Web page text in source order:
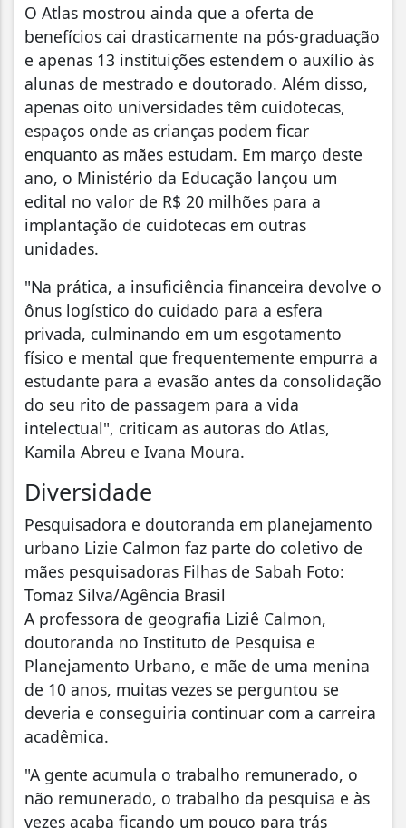
O Atlas mostrou ainda que a oferta de
benefícios cai drasticamente na pós-graduação
e apenas 13 instituições estendem o auxílio às
alunas de mestrado e doutorado. Além disso,
apenas oito universidades têm cuidotecas,
espaços onde as crianças podem ficar
enquanto as mães estudam. Em março deste
ano, o Ministério da Educação lançou um
edital no valor de R$ 20 milhões para a
implantação de cuidotecas em outras
unidades.
"Na prática, a insuficiência financeira devolve o
ônus logístico do cuidado para a esfera
privada, culminando em um esgotamento
físico e mental que frequentemente empurra a
estudante para a evasão antes da consolidação
do seu rito de passagem para a vida
intelectual", criticam as autoras do Atlas,
Kamila Abreu e Ivana Moura.
Diversidade
Pesquisadora e doutoranda em planejamento
urbano Lizie Calmon faz parte do coletivo de
mães pesquisadoras Filhas de Sabah Foto:
Tomaz Silva/Agência Brasil
A professora de geografia Liziê Calmon,
doutoranda no Instituto de Pesquisa e
Planejamento Urbano, e mãe de uma menina
de 10 anos, muitas vezes se perguntou se
deveria e conseguiria continuar com a carreira
acadêmica.
"A gente acumula o trabalho remunerado, o
não remunerado, o trabalho da pesquisa e às
vezes acaba ficando um pouco para trás